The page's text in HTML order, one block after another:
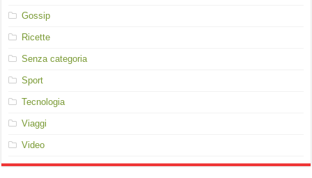
Gossip
Ricette
Senza categoria
Sport
Tecnologia
Viaggi
Video